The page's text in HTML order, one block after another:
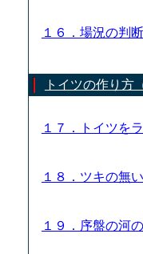
１６．場況の判
トイツの作り方
１７．トイツを
１８．ツキの無
１９．序盤の河